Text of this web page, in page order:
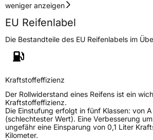
weniger anzeigen
EU Reifenlabel
Die Bestandteile des EU Reifenlabels im
Kraftstoffeffizienz
Der Rollwiderstand eines Reifens ist ein
Kraftstoffeffizienz.
Die Einstufung erfolgt in fünf Klassen: von
(schlechtester Wert). Eine Verbesserung
ungefähr eine Einsparung von 0,1 Liter
Kilometer.